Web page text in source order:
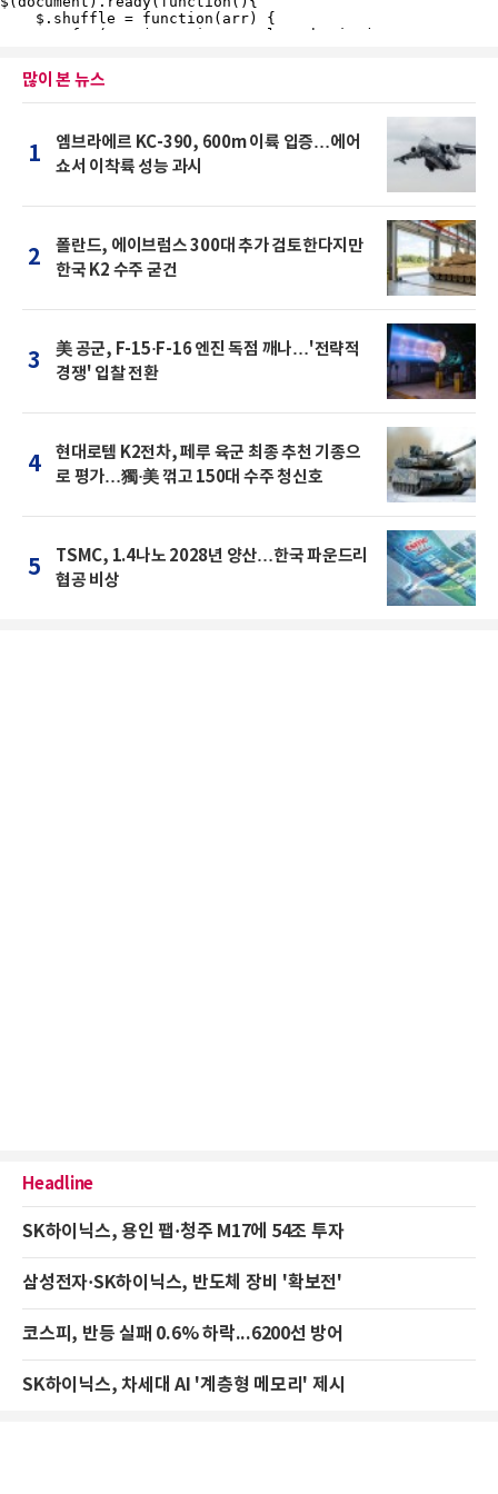
많이 본 뉴스
1
엠브라에르 KC-390, 600m 이륙 입증…에어
쇼서 이착륙 성능 과시
2
폴란드, 에이브럼스 300대 추가 검토한다지만
한국 K2 수주 굳건
3
美 공군, F-15·F-16 엔진 독점 깨나…'전략적
경쟁' 입찰 전환
4
현대로템 K2전차, 페루 육군 최종 추천 기종으
로 평가…獨·美 꺾고 150대 수주 청신호
5
TSMC, 1.4나노 2028년 양산…한국 파운드리
협공 비상
Headline
SK하이닉스, 용인 팹·청주 M17에 54조 투자
삼성전자·SK하이닉스, 반도체 장비 '확보전'
코스피, 반등 실패 0.6% 하락...6200선 방어
SK하이닉스, 차세대 AI '계층형 메모리' 제시